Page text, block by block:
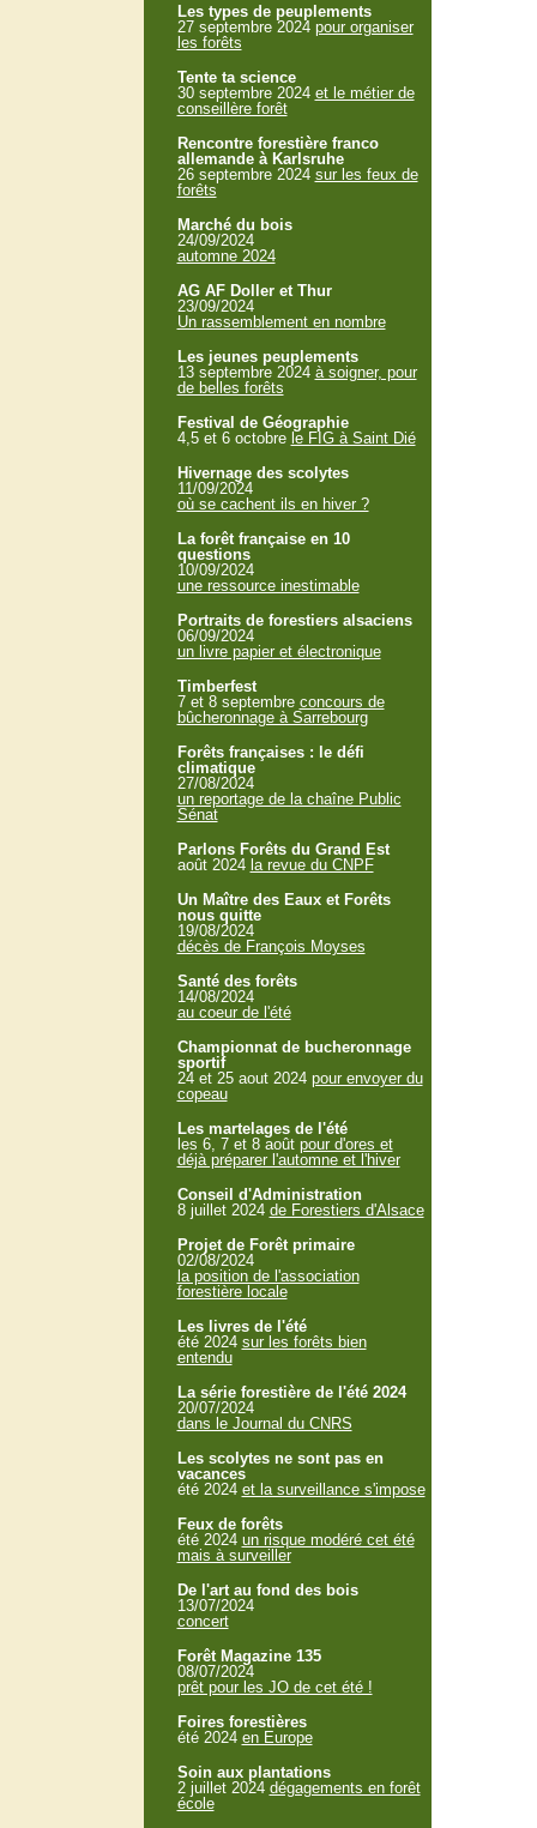
Les types de peuplements
27 septembre 2024 pour organiser
les forêts
Tente ta science
30 septembre 2024 et le métier de
conseillère forêt
Rencontre forestière franco
allemande à Karlsruhe
26 septembre 2024 sur les feux de
forêts
Marché du bois
24/09/2024
automne 2024
AG AF Doller et Thur
23/09/2024
Un rassemblement en nombre
Les jeunes peuplements
13 septembre 2024 à soigner, pour
de belles forêts
Festival de Géographie
4,5 et 6 octobre le FIG à Saint Dié
Hivernage des scolytes
11/09/2024
où se cachent ils en hiver ?
La forêt française en 10
questions
10/09/2024
une ressource inestimable
Portraits de forestiers alsaciens
06/09/2024
un livre papier et électronique
Timberfest
7 et 8 septembre concours de
bûcheronnage à Sarrebourg
Forêts françaises : le défi
climatique
27/08/2024
un reportage de la chaîne Public
Sénat
Parlons Forêts du Grand Est
août 2024 la revue du CNPF
Un Maître des Eaux et Forêts
nous quitte
19/08/2024
décès de François Moyses
Santé des forêts
14/08/2024
au coeur de l'été
Championnat de bucheronnage
sportif
24 et 25 aout 2024 pour envoyer du
copeau
Les martelages de l'été
les 6, 7 et 8 août pour d'ores et
déjà préparer l'automne et l'hiver
Conseil d'Administration
8 juillet 2024 de Forestiers d'Alsace
Projet de Forêt primaire
02/08/2024
la position de l'association
forestière locale
Les livres de l'été
été 2024 sur les forêts bien
entendu
La série forestière de l'été 2024
20/07/2024
dans le Journal du CNRS
Les scolytes ne sont pas en
vacances
été 2024 et la surveillance s'impose
Feux de forêts
été 2024 un risque modéré cet été
mais à surveiller
De l'art au fond des bois
13/07/2024
concert
Forêt Magazine 135
08/07/2024
prêt pour les JO de cet été !
Foires forestières
été 2024 en Europe
Soin aux plantations
2 juillet 2024 dégagements en forêt
école